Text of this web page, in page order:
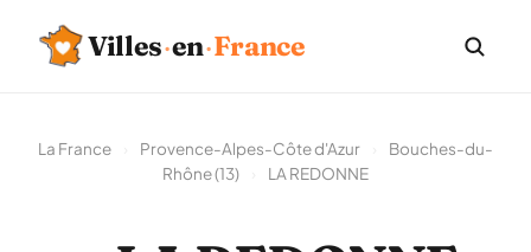
Villes·en·France
La France Provence-Alpes-Côte d'Azur
Bouches-du-
Rhône (13)
LA REDONNE